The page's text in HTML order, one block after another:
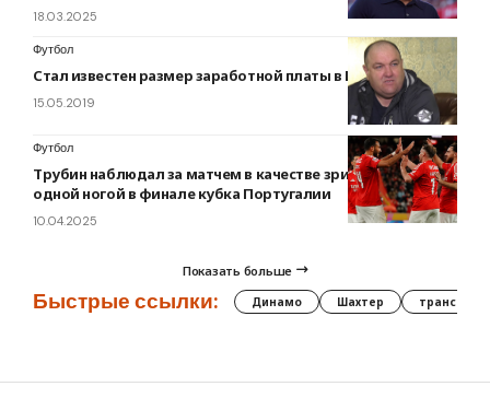
18.03.2025
Футбол
Стал известен размер заработной платы в Ингульце
15.05.2019
Футбол
Трубин наблюдал за матчем в качестве зрителя. Бенфика
одной ногой в финале кубка Португалии
10.04.2025
Показать больше
Быстрые ссылки: Динамо Шахтер трансферы